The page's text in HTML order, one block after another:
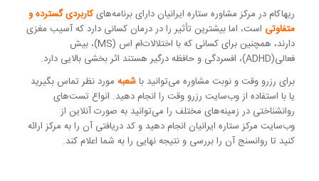
ریهاکام در مرکز مشاوره ستاره ایرانیان دارای برنامه‌هایکاربردی گسترده و
متفاوتی است، اما بیشترین تأثیر را در درمان کسانی دارد که آسیب مغزی
دارند، همچنین برای کسانی که با اختلالات‌ام اس (MS)، بیش
فعالی(ADHD)، افسردگی و حافظه درگیر هستند اثر بخشی بالایی دارد.
برای رزرو وقت و نوبت مشاوره می‌توانید باشعبه مورد نظر تماس بگیرید
یا با استفاده از وب‌سایت رزرو وقت را انجام دهید. انواع تست‌های
روانشناختی در زمینه‌های مختلف را می‌توانید به صورت آنلاین از
وب‌سایت مرکز ستاره ایرانیان انجام دهید و کد دریافتی آن را به مرکز ارائه
کنید تا روانسنج آن را بررسی و نتیجه نهایی را به شما اعلام کند.